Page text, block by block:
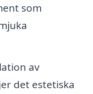
som
av
det estetiska